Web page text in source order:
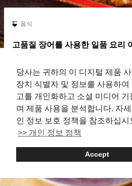
당사는 귀하의 이 디지털 제품
장치 식별자 및 정보를 사용하여
고를 개인화하고 소셜 미디어
며 제품 사용을 분석합니다. 자
인 정보 보호 정책을 참조하십시
>> 개인 정보 정책
Accept
음식
고품질 장어를 사용한 일품 요리
에도 시대에『서민의 맛（The taste
받기 시작한 장어입니다. 현대에는 가
이미지가 강한 장어지만, 지금도 다양
다. 장어 요리의 깊이를 느낄 수 있는
『우나쇼（Unasho）』입니다. 대표
（unajū）』, 아이치현의 향토 요리인
（hitsumabushi）』 등 다양한 장어
밥)（unajū）』은 밥 위에 장어 카바
토 지방에서 일반적인 장어를 찌고 나
『우나쇼（Unasho）』에서는 생으로
니다. 『우나주(장어덮밥) 죠(상)（
Akihabara Unagi